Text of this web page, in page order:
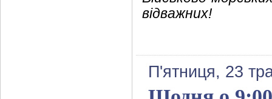
відважних!
П'ятниця, 23